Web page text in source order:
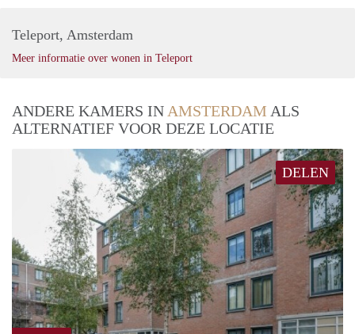
Teleport, Amsterdam
Meer informatie over wonen in Teleport
ANDERE KAMERS IN AMSTERDAM ALS
ALTERNATIEF VOOR DEZE LOCATIE
DELEN